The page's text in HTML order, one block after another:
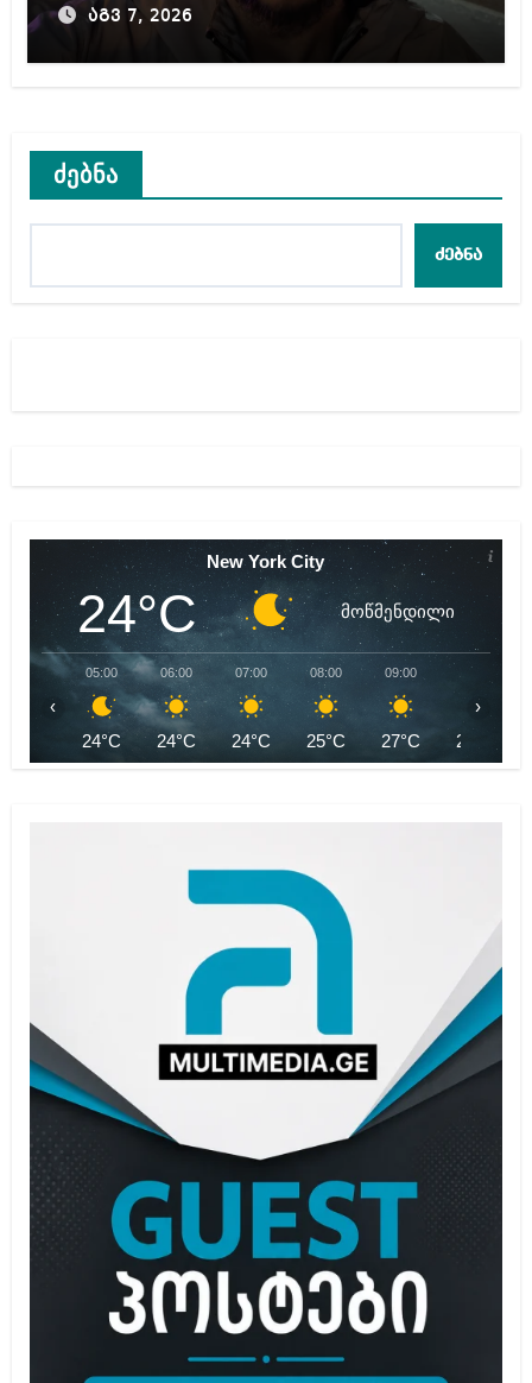
აგვ 7, 2026
ძებნა
ძებნა
New York City
24°C მოწმენდილი
05:00
24°C
06:00
24°C
07:00
24°C
08:00
25°C
09:00
27°C 29°C
‹ ›